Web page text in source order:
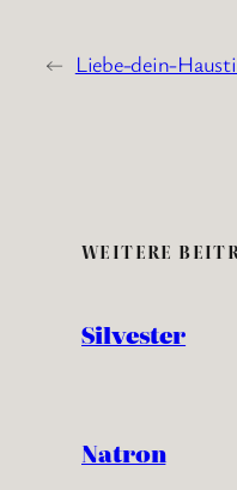
← Liebe-dein-
WEITERE
Silvester
Natron